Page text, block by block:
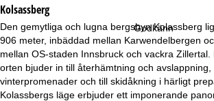
Godkänn
r
t
s
Kolsassberg
Den gemytliga och lugna bergsbyn Kolassberg
906 meter, inbäddad mellan Karwendelbergen
mellan OS-staden Innsbruck och vackra Zillertal.
orten bjuder in till återhämtning och
vinterpromenader och till skidåkning i härligt
Kolassbergs läge erbjuder ett imponerande